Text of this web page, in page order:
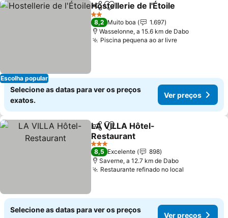
Escolha popular
PartilharAdicionar aos favoritos
Hostellerie de l'Étoile
2 Estrelas
8,2 Muito boa
1.697
Wasselonne, a 15.6 km de Dabo
Piscina pequena ao ar livre
Selecione as datas para ver os preços
exatos.
Ver preços
PartilharAdicionar aos favoritos
LA VILLA Hôtel-
Restaurant
3 Estrelas
8,5 Excelente
898
Saverne, a 12.7 km de Dabo
Restaurante refinado no local
Selecione as datas para ver os preços
Ver preços